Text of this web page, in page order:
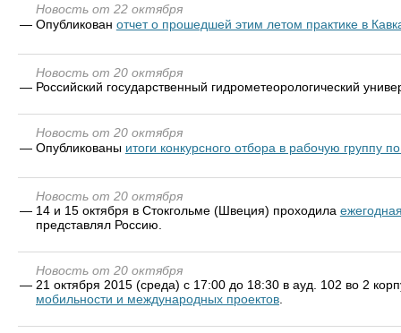
Новость от 22 октября
— Опубликован отчет о прошедшей этим летом практике в
Новость от 20 октября
— Российский государственный гидрометеорологический
Новость от 20 октября
— Опубликованы итоги конкурсного отбора в рабочую группу
Новость от 20 октября
— 14 и 15 октября в Стокгольме (Швеция) проходила
представлял Россию.
Новость от 20 октября
— 21 октября 2015 (среда) с 17:00 до 18:30 в ауд. 102 во 2
мобильности и международных проектов